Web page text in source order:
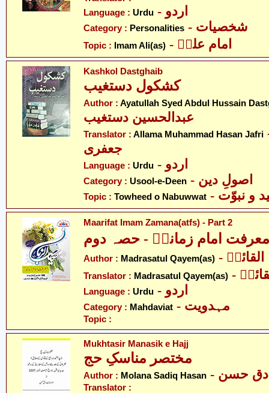
Language : Urdu - اردو
Category : Personalities - شخصیات
Topic : Imam Ali(as) - امام علیؑ
Kashkol Dastghaib
کشکول دستغیب
Author : Ayatullah Syed Abdul Hussain
عبدالحسین دستغیب
Translator : Allama Muhammad Hasan Jafri
جعفری
Language : Urdu - اردو
Category : Usool-e-Deen - اصولِ دین
Topic : Towheed o Nabuwwat و نبوّت
Maarifat Imam Zamana(atfs) - Part 2
معرفت امام زمانہؑ - حصہ دوم
Author : Madrasatul Qayem(as) القائمؑ
Translator : Madrasatul Qayem(as)
Language : Urdu - اردو
Category : Mahdaviat - مہدویت
Topic :
Mukhtasir Manasik e Hajj
مختصر مناسکِ حج
Author : Molana Sadiq Hasan حسن
Translator :